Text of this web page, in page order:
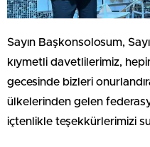
Sayın Başkonsolosum,
kıymetli davetlilerimiz,
gecesinde bizleri
ülkelerinden gelen
içtenlikle teşekkürlerimizi